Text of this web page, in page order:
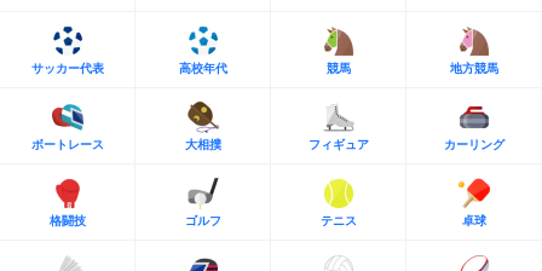
サッカー代表 高校年代 競馬 地方競馬
ボートレース 大相撲 フィギュア カーリング
格闘技 ゴルフ テニス 卓球